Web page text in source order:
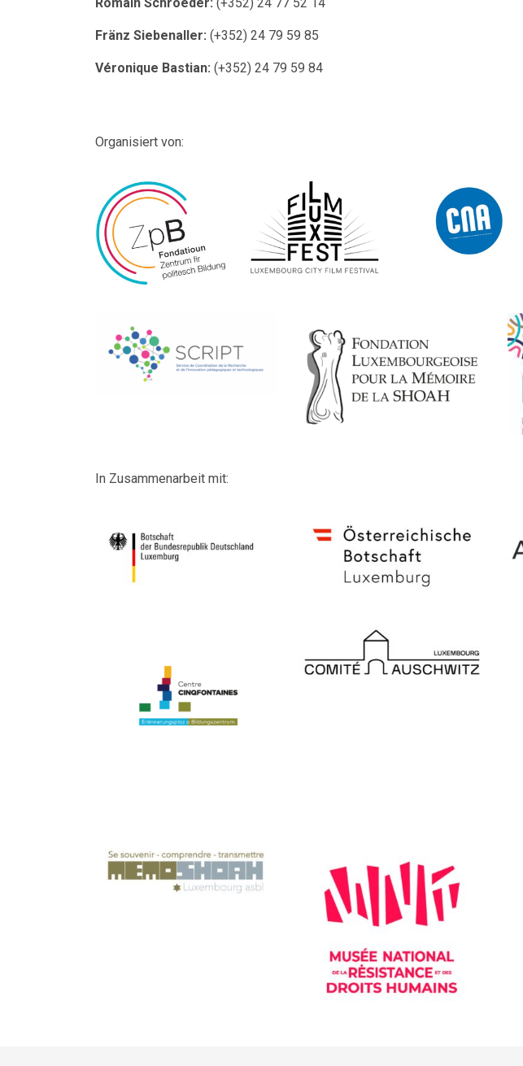
Romain Schroeder: (+352) 24 77 52 14
Fränz Siebenaller: (+352) 24 79 59 85
Véronique Bastian: (+352) 24 79 59 84
Organisiert von:
In Zusammenarbeit mit: